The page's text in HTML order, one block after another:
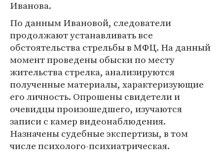
Иванова.
По данным Ивановой, следователи
продолжают устанавливать все
обстоятельства стрельбы в МФЦ. На данный
момент проведены обыски по месту
жительства стрелка, анализируются
полученные материалы, характеризующие
его личность. Опрошены свидетели и
очевидцы произошедшего, изучаются
записи с камер видеонаблюдения.
Назначены судебные экспертизы, в том
числе психолого-психиатрическая.